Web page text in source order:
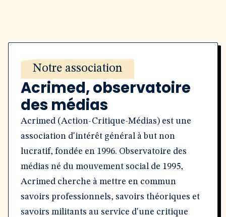
Notre association
Acrimed, observatoire
des médias
Acrimed (Action-Critique-Médias) est une
association d'intérêt général à but non
lucratif, fondée en 1996. Observatoire des
médias né du mouvement social de 1995,
Acrimed cherche à mettre en commun
savoirs professionnels, savoirs théoriques et
savoirs militants au service d'une critique